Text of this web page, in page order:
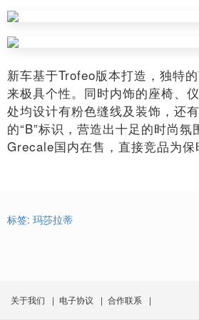
新车基于Trofeo版本打造，独特
来极具个性。同时内饰的座椅、
处均设计有粉色缝线及装饰，还
的“B”标识，营造出十足的时尚
Grecale国内在售，直接竞品为保
标签: 玛莎拉蒂
关于我们 | 电子协议 | 合作联系 |